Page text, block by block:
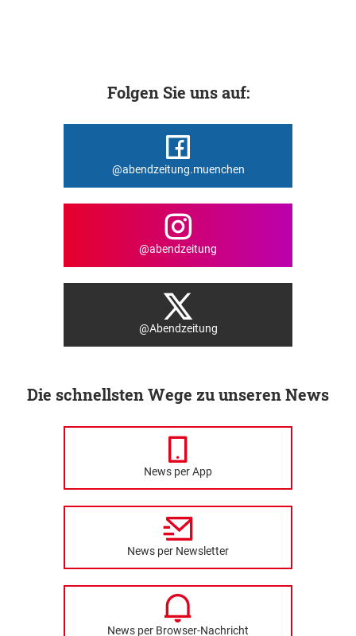
Folgen Sie uns auf:
@abendzeitung.muenchen
@abendzeitung
@Abendzeitung
Die schnellsten Wege zu unseren News
News per App
News per Newsletter
News per Browser-Nachricht